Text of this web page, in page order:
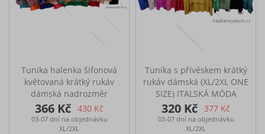
Tunika halenka šifonová
květovaná krátký rukáv
dámská nadrozměr
(L/XL/2XL ONE SIZE)
ITALSKÁ MÓDA IM422600
366 Kč 430 Kč
03-07 dní na objednávku
XL/2XL
Tunika s přívěskem krátký
rukáv dámská (XL/2XL ONE
SIZE) ITALSKÁ MÓDA
IM422817
320 Kč 377 Kč
03-07 dní na objednávku
XL/2XL